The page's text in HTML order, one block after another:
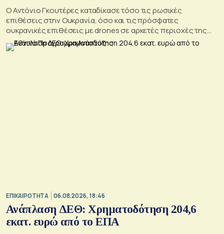
Ο Αντόνιο Γκουτέρες καταδίκασε τόσο τις ρωσικές
επιθέσεις στην Ουκρανία, όσο και τις πρόσφατες
ουκρανικές επιθέσεις με drones σε αρκετές περιοχές της
Ρωσίας, οι οποίες προκάλεσαν απώλειες μεταξύ αμάχων και
ζημιές σε μη στρατιωτικές υποδομές.
ΕΠΙΚΑΙΡΟΤΗΤΑ 06.08.2026, 18:46
Ανάπλαση ΔΕΘ: Χρηματοδότηση 204,6
εκατ. ευρώ από το ΕΠΑ